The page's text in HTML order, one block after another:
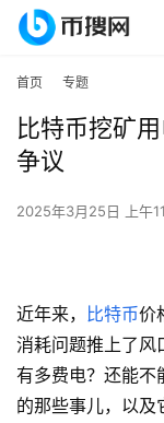
首页 专题
比特币挖矿
争议
2025年3月25日 上午
近年来， 比特币价
消耗问题推上了风
有多费电？还能不
的那些事儿，以